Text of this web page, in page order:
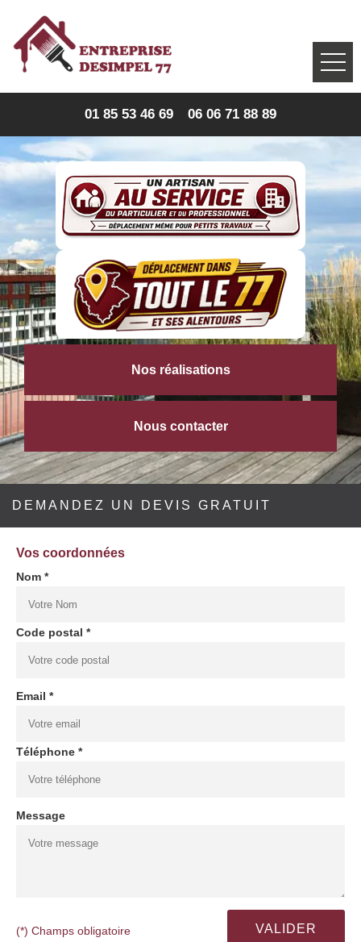
01 85 53 46 69 06 06 71 88 89
Nos réalisations
Nous contacter
DEMANDEZ UN DEVIS GRATUIT
Vos coordonnées
Nom *
Code postal *
Email *
Téléphone *
Message
(*) Champs obligatoire